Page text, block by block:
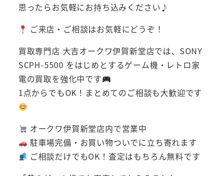
思ったらお気軽にお持ち込みください♪
ご来店・ご相談はお気軽にどうぞ！
買取専門店 大吉オークワ伊賀新堂店では、SONY
SCPH-5500 をはじめとするゲーム機・レトロ家
電の買取を強化中です
1点からでもOK！まとめてのご相談も大歓迎です
オークワ伊賀新堂店内で営業中
駐車場完備・お買い物ついでに立ち寄れます
ご相談だけでもOK！査定はもちろん無料です